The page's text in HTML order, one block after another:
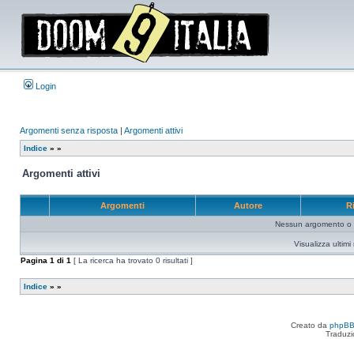
Login
Argomenti senza risposta | Argomenti attivi
Indice » »
Argomenti attivi
Argomenti Autore
Nessun argomento o
Visualizza ultimi
Pagina 1 di 1 [ La ricerca ha trovato 0 risultati ]
Indice » »
Creato da phpBB